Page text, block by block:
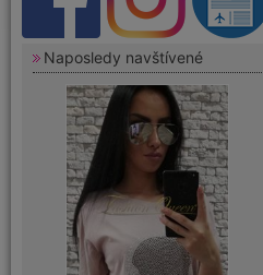
Naposledy navštívené